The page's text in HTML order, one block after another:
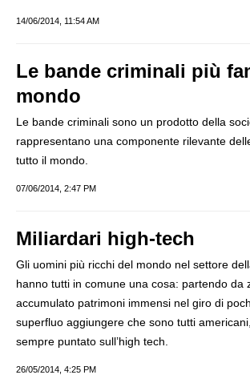
14/06/2014, 11:54 AM
Le bande criminali più
mondo
Le bande criminali sono un prodotto della
rappresentano una componente rilevante
tutto il mondo.
07/06/2014, 2:47 PM
Miliardari high-tech
Gli uomini più ricchi del mondo nel settore
hanno tutti in comune una cosa: partendo da
accumulato patrimoni immensi nel giro di
superfluo aggiungere che sono tutti
sempre puntato sull’high tech.
26/05/2014, 4:25 PM